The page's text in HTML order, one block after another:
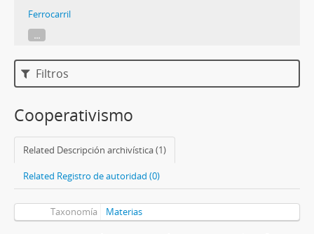
Ferrocarril
...
Filtros
Cooperativismo
Related Descripción archivística (1)
Related Registro de autoridad (0)
Taxonomía Materias